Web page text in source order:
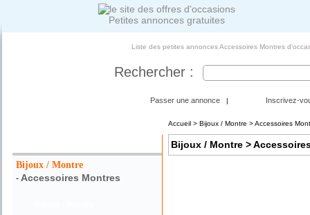
Petites annonces gratuites
Liste des petites annonces Accessoires Montres
Rechercher :
Passer une annonce | Inscrivez-
Bijoux / Montre
- Accessoires Montres
Accueil> Bijoux / Montre > Accessoires
Bijoux / Montre>